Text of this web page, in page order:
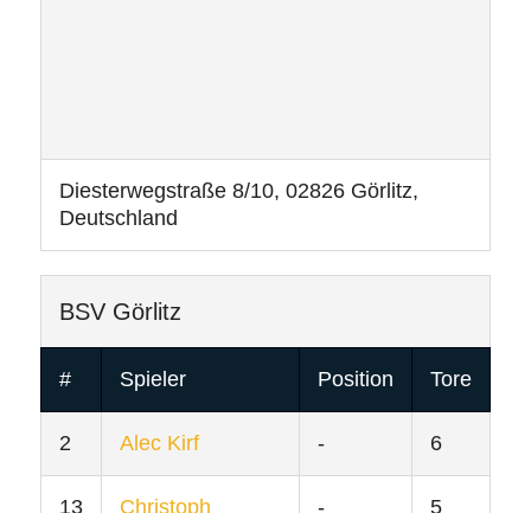
Diesterwegstraße 8/10, 02826 Görlitz,
Deutschland
BSV Görlitz
# Spieler Position Tore
2 Alec Kirf - 6
13
Christoph
- 5